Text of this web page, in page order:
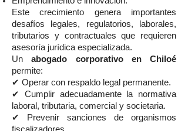
Este crecimiento genera importantes
desafíos legales, regulatorios, laborales,
tributarios y contractuales que requieren
asesoría jurídica especializada.
Unabogado corporativo en Chiloé
permite:
✔ Operar con respaldo legal permanente.
✔ Cumplir adecuadamente la normativa
laboral, tributaria, comercial y societaria.
✔ Prevenir sanciones de organismos